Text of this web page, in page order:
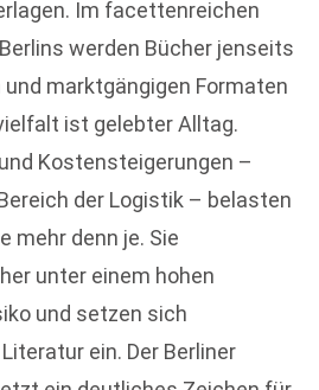
Im facettenreichen
werden Bücher jenseits
marktgängigen Formaten
ist gelebter Alltag.
Kostensteigerungen –
der Logistik – belasten
mehr denn je. Sie
unter einem hohen
und setzen sich
ein. Der Berliner